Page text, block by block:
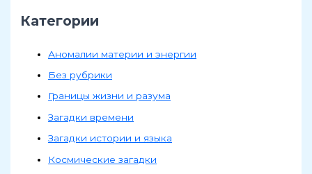
Категории
Аномалии материи и энергии
Без рубрики
Границы жизни и разума
Загадки времени
Загадки истории и языка
Космические загадки